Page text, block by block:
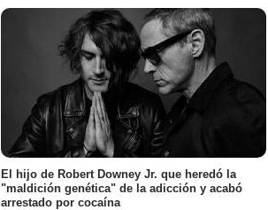
El hijo de Robert Downey Jr. que heredó la
"maldición genética" de la adicción y acabó
arrestado por cocaína